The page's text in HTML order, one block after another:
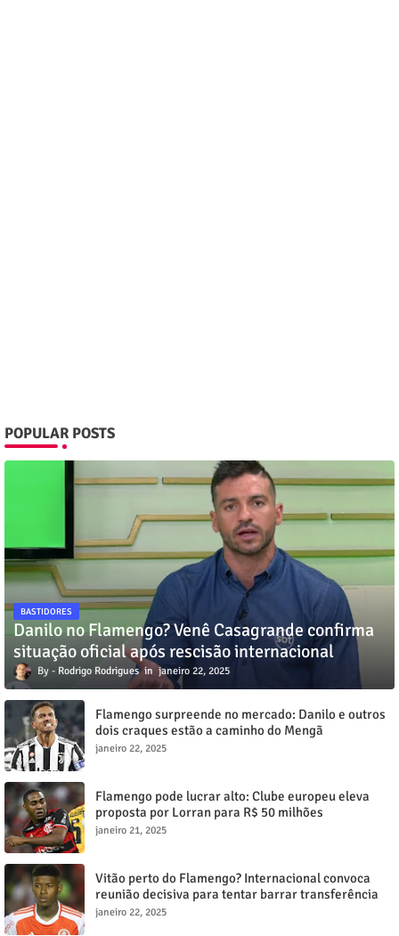
POPULAR POSTS
BASTIDORES
Danilo no Flamengo? Venê Casagrande confirma
situação oficial após rescisão internacional
Rodrigo Rodrigues janeiro 22, 2025
Flamengo surpreende no mercado: Danilo e outros
dois craques estão a caminho do Mengã
janeiro 22, 2025
Flamengo pode lucrar alto: Clube europeu eleva
proposta por Lorran para R$ 50 milhões
janeiro 21, 2025
Vitão perto do Flamengo? Internacional convoca
reunião decisiva para tentar barrar transferência
milionária
janeiro 22, 2025